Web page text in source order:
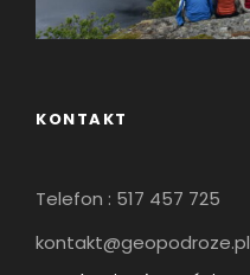
KONTAKT
Telefon : 517 457 725
kontakt@geopodroze.pl